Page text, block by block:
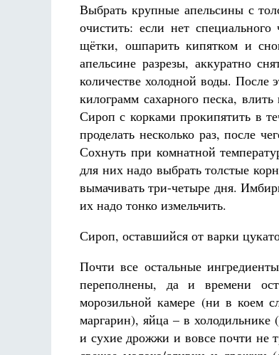
Выбрать крупные апельсины с
очистить: если нет
щётки, ошпарить кипятком и
апельсине разрезы, аккуратно
количестве холодной воды.
килограмм сахарного песка,
Сироп с корками прокипятить в
проделать несколько раз, после
Сохнуть при комнатной
для них надо выбрать толстые
вымачивать три-четыре дня.
их надо тонко измельчить.
Сироп, оставшийся от варки
Почти все остальные
переполнены, да и времени
морозильной камере (ни в коем
маргарин), яйца – в холодильнике
и сухие дрожжи и вовсе почти не